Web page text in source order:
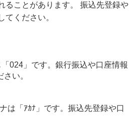
ることがあります。 振込先登録や
ください。
024」です。銀行振込や口座情報
い。
は「ｱｶﾅ」です。振込先登録や口